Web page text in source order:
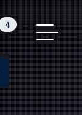
4